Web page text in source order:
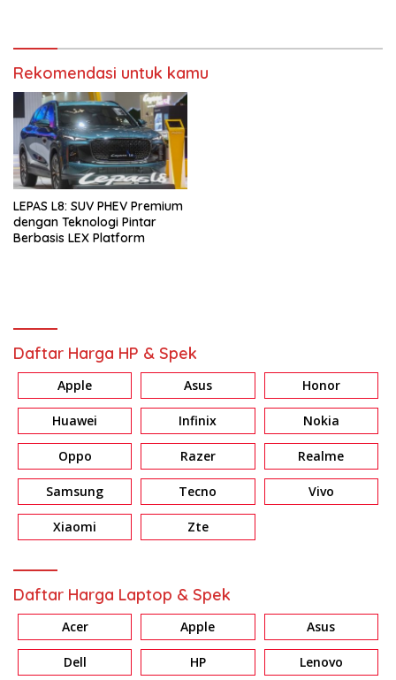
Rekomendasi untuk kamu
LEPAS L8: SUV PHEV Premium
dengan Teknologi Pintar
Berbasis LEX Platform
Daftar Harga HP & Spek
Apple Asus Honor
Huawei Infinix Nokia
Oppo Razer Realme
Samsung Tecno Vivo
Xiaomi Zte
Daftar Harga Laptop & Spek
Acer Apple Asus
Dell HP Lenovo